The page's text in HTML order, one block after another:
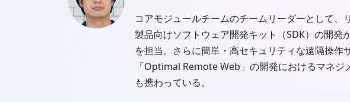
コアモジュールチームのチームリーダーとして、
製品向けソフトウェア開発キット（SDK）の開発
を担当。さらに簡単・高セキュリティな遠隔操作
「Optimal Remote Web」の開発におけるマネジ
も携わっている。